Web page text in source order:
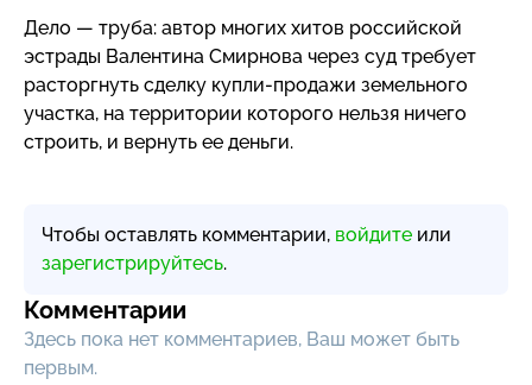
Дело — труба: автор многих хитов российской
эстрады Валентина Смирнова через суд требует
расторгнуть сделку купли-продажи земельного
участка, на территории которого нельзя ничего
строить, и вернуть ее деньги.
Чтобы оставлять комментарии, войдите или
зарегистрируйтесь.
Комментарии
Здесь пока нет комментариев, Ваш может быть
первым.